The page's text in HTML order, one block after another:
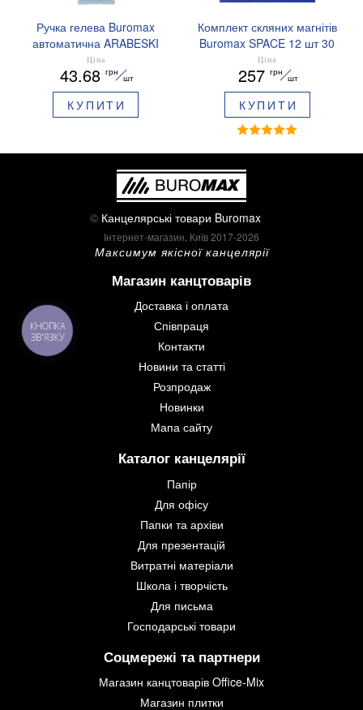
Ручка гелева Buromax
автоматична ARABESKI
0.5 мм ароматизований
грип синє чорнило в
блістері BM.8379-02
Ціна
43.68 грн
шт
КУПИТИ
Комплект скляних магнітів
Buromax SPACE 12 шт 30
мм BM.0048
Ціна
257 грн
шт
КУПИТИ
© Канцелярські товари Buromax
Інтернет-магазин, Київ 2017-2026
Максимум якісної канцелярії
Магазин канцтоварів
Доставка і оплата
Співпраця
Контакти
Новини та статті
Розпродаж
Новинки
Мапа сайту
Каталог канцелярії
Папір
Для офісу
Папки та архіви
Для презентацій
Витратні матеріали
Школа і творчість
Для письма
Господарські товари
Соцмережі та партнери
Магазин канцтоварів Office-Mix
Магазин плитки
КНОПКА
ЗВ'ЯЗКУ